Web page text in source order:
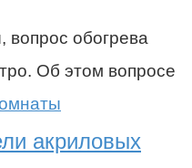
обогрева
Об этом вопросе
акриловых